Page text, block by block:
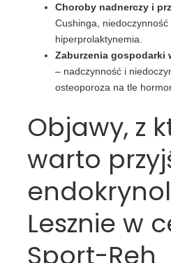
Choroby nadnerczy i
Cushinga, niedoczynność
hiperprolaktynemia.
Zaburzenia gospodarki
– nadczynność i
osteoporoza na tle
Objawy, z
warto
Lesznie w
Sport-Reh